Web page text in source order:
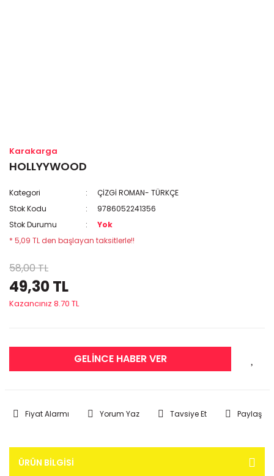
Karakarga
HOLLYYWOOD
Kategori
ÇİZGİ ROMAN- TÜRKÇE
Stok Kodu
9786052241356
Stok Durumu
Yok
* 5,09 TL den başlayan taksitlerle!!
58,00 TL
49,30 TL
Kazancınız 8.70 TL
GELİNCE HABER VER
Fiyat Alarmı Yorum Yaz Tavsiye Et Paylaş
ÜRÜN BILGISI